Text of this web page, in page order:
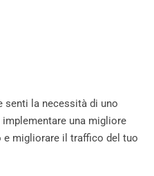
senti la necessità di uno
una migliore
e migliorare il traffico del tuo